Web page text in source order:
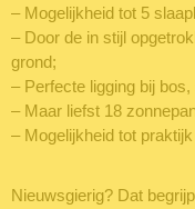
– Mogelijkheid tot 5
– Door de in stijl
grond;
– Perfecte ligging bij
– Maar liefst 18
– Mogelijkheid tot
Nieuwsgierig? Dat